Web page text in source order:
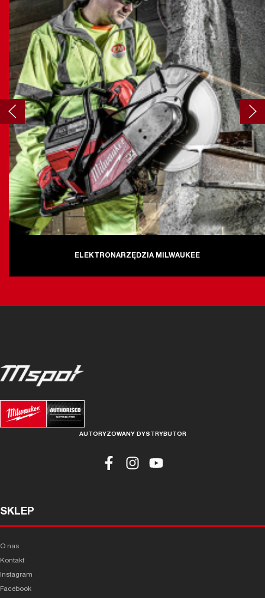
ELEKTRONARZĘDZIA MILWAUKEE
AUTORYZOWANY DYSTRYBUTOR
SKLEP
O nas
Kontakt
Instagram
Facebook